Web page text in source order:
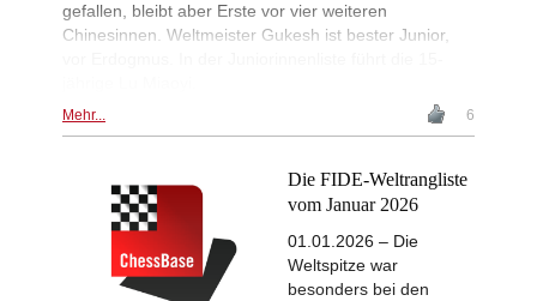
Interesting Novelty
Giri - Praggnanandhaa R (B06)
Turkish First League 2026
Round 5 now live
17h
New Opening Trend
Liang - Giri (B92)
Keymer - Praggnanandhaa R (D31)
New Opening Trend
Keymer - So (C84)
gefallen, bleibt aber Erste vor vier weiteren
Chinesinnen. Weltmeister Gukesh ist bester Junior,
Mehr... 6
Die FIDE-Weltrangliste
vom Januar 2026
01.01.2026 – Die
Weltspitze war
besonders bei den